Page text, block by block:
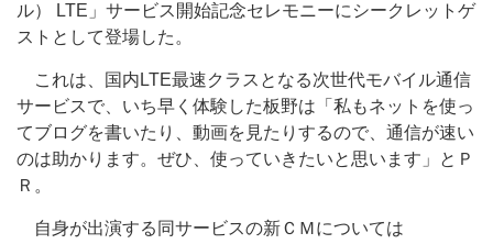
ル） LTE」サービス開始記念セレモニーにシークレットゲ
ストとして登場した。
これは、国内LTE最速クラスとなる次世代モバイル通信
サービスで、いち早く体験した板野は「私もネットを使っ
てブログを書いたり、動画を見たりするので、通信が速い
のは助かります。ぜひ、使っていきたいと思います」とＰ
Ｒ。
自身が出演する同サービスの新ＣＭについては